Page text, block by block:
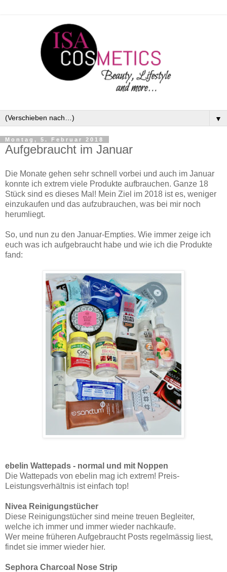
▼
Montag, 5. Februar 2018
Aufgebraucht im Januar
Die Monate gehen sehr schnell vorbei und auch im Januar
konnte ich extrem viele Produkte aufbrauchen. Ganze 18
Stück sind es dieses Mal! Mein Ziel im 2018 ist es, weniger
einzukaufen und das aufzubrauchen, was bei mir noch
herumliegt.
So, und nun zu den Januar-Empties. Wie immer zeige ich
euch was ich aufgebraucht habe und wie ich die Produkte
fand:
ebelin Wattepads - normal und mit Noppen
Die Wattepads von ebelin mag ich extrem! Preis-
Leistungsverhältnis ist einfach top!
Nivea Reinigungstücher
Diese Reinigungstücher sind meine treuen Begleiter,
welche ich immer und immer wieder nachkaufe.
Wer meine früheren Aufgebraucht Posts regelmässig liest,
findet sie immer wieder hier.
Sephora Charcoal Nose Strip